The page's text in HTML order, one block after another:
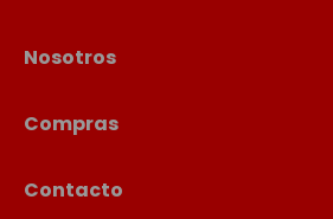
Nosotros
Compras
Contacto